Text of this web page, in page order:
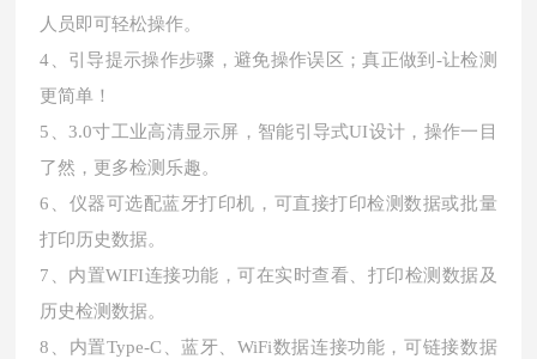
人员即可轻松操作。
4、引导提示操作步骤，避免操作误区；真正做到-让检测
更简单！
5、3.0寸工业高清显示屏，智能引导式UI设计，操作一目
了然，更多检测乐趣。
6、仪器可选配蓝牙打印机，可直接打印检测数据或批量
打印历史数据。
7、内置WIFI连接功能，可在实时查看、打印检测数据及
历史检测数据。
8、内置Type-C、蓝牙、WiFi数据连接功能，可链接数据